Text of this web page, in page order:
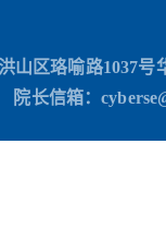
山区珞喻路1037号
院长信箱：